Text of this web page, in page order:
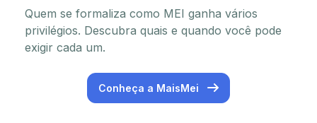
Quem se formaliza como MEI ganha vários
privilégios. Descubra quais e quando você pode
exigir cada um.
Conheça a MaisMei